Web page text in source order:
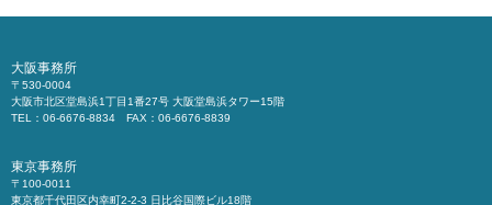
大阪事務所
〒530-0004
大阪市北区堂島浜1丁目1番27号 大阪堂島浜タワー15階
TEL：06-6676-8834 FAX：06-6676-8839
東京事務所
〒100-0011
東京都千代田区内幸町2-2-3 日比谷国際ビル18階